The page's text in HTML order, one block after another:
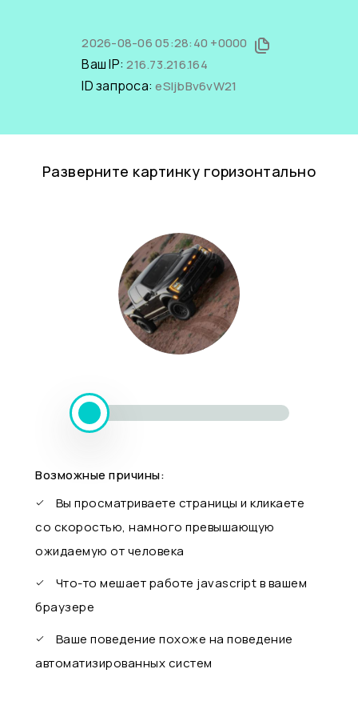
2026-08-06 05:28:40 +0000
Ваш IP:216.73.216.164
ID запроса:eSIjbBv6vW21
Разверните картинку горизонтально
Возможные причины:
Вы просматриваете страницы и кликаете
со скоростью, намного превышающую
ожидаемую от человека
Что-то мешает работе javascript в вашем
браузере
Ваше поведение похоже на поведение
автоматизированных систем